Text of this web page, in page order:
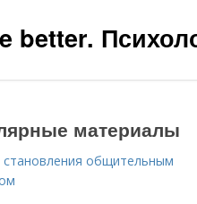
better.
материалы
становления общительным